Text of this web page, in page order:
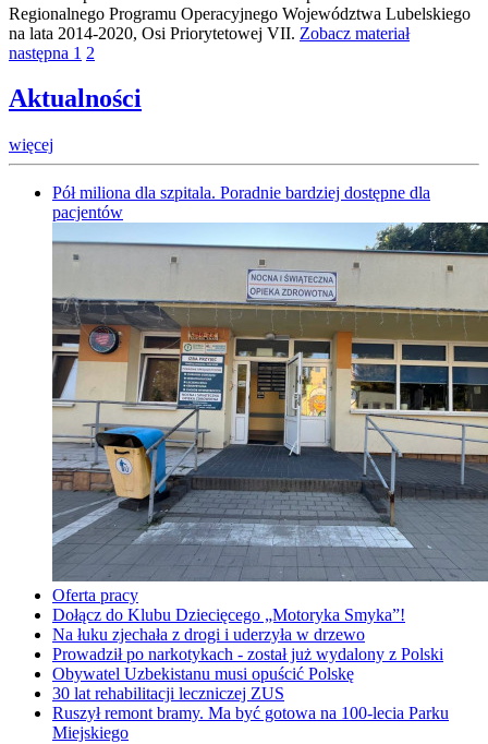
Regionalnego Programu Operacyjnego Województwa Lubelskiego
na lata 2014-2020, Osi Priorytetowej VII. Zobacz materiał
następna 1 2
Aktualności
więcej
Pół miliona dla szpitala. Poradnie bardziej dostępne dla
pacjentów
Oferta pracy
Dołącz do Klubu Dziecięcego „Motoryka Smyka”!
Na łuku zjechała z drogi i uderzyła w drzewo
Prowadził po narkotykach - został już wydalony z Polski
Obywatel Uzbekistanu musi opuścić Polskę
30 lat rehabilitacji leczniczej ZUS
Ruszył remont bramy. Ma być gotowa na 100-lecia Parku
Miejskiego